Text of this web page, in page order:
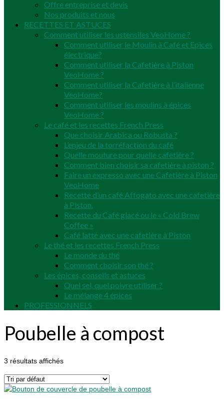
Offre entreprise et devis
Nos produits et nous
RECETTES ET ASTUCES
Comment utiliser les ustensiles VeoHome ?
Comment utiliser le Moulin à Café et Epices
électrique?
Comment utiliser la Cafetière à Piston
VeoHome ?
Comment utiliser la Cafetière à l’italienne
VeoHome?
Comment utiliser les moulins à épices
VeoHome ?
Le café et les recettes French Press
Que choisir Arabica ou Robusta ?
L’enjeu de la torréfaction du café
Quelle mouture pour quelle cafetière ?
Comment bien choisir sa cafetière à piston ?
Faire un expresso avec une Cafetière à Piston
VeoHome
Recette d’un café Affogato avec une cafetière
à Piston.
Recette du Café glacé ou le « Cold Brew
Coffee »
Café latté avec une cafetière à Piston
Le thé et les recettes French Press
Le monde du thé
Comment choisir son thé ?
Les épices, conseils et astuces
Quel sel, quel poivre utiliser ?
Le mélange 4 épices
PROFESSIONNELS
Poubelle à compost
3 résultats affichés